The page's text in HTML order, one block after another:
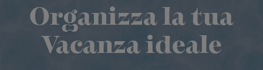
Organizza la tua
Vacanza ideale